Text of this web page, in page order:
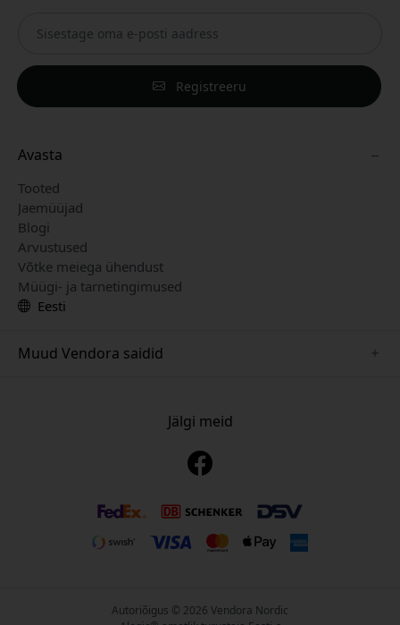
Registreeru
Avasta
Tooted
Jaemüüjad
Blogi
Arvustused
Võtke meiega ühendust
Müügi- ja tarnetingimused
Eesti
Muud Vendora saidid
www.nordicsmartlight.se
www.plaud.se
Jälgi meid
Autoriõigus © 2026 Vendora Nordic